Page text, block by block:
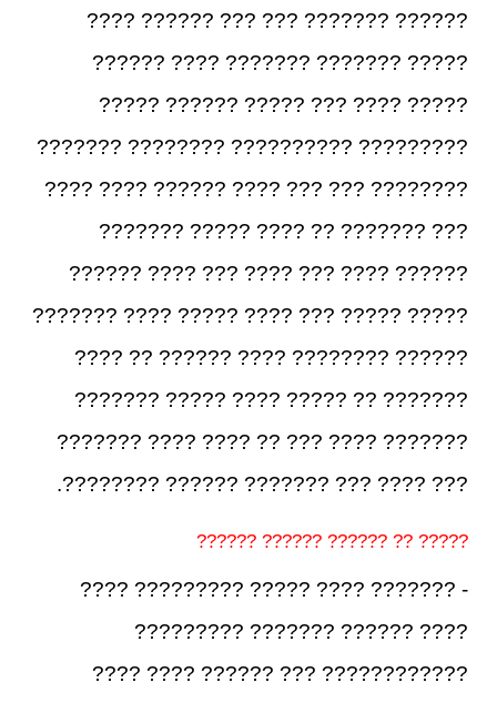
?????? ??????? ??? ??? ?????? ????
????? ??????? ??????? ???? ??????
????? ???? ??? ????? ?????? ?????
????????? ?????????? ???????? ???????
???????? ??? ??? ???? ?????? ???? ????
??? ??????? ?? ???? ????? ???????
?????? ???? ??? ???? ??? ???? ??????
????? ????? ??? ???? ????? ???? ???????
?????? ???????? ???? ?????? ?? ????
??????? ?? ????? ???? ????? ???????
??????? ???? ??? ?? ???? ???? ???????
??? ???? ??? ??????? ?????? ????????.
????? ?? ?????? ?????? ??????
- ??????? ???? ????? ????????? ????
???? ?????? ??????? ?????????
???????????? ??? ?????? ???? ????